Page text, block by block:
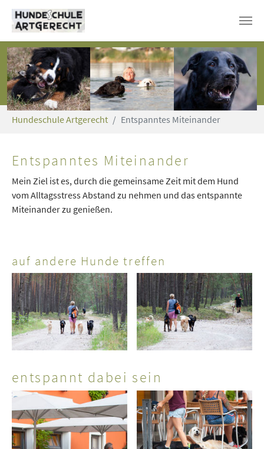
Skip to main content
You are here:
Hundeschule Artgerecht Entspanntes Miteinander
Entspanntes Miteinander
Mein Ziel ist es, durch die gemeinsame Zeit mit dem Hund
vom Alltagsstress Abstand zu nehmen und das entspannte
Miteinander zu genießen.
auf andere Hunde treffen
entspannt dabei sein